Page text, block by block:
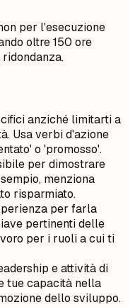
per l'esecuzione
oltre 150 ore
anziché limitarti a
Usa verbi d'azione
o 'promosso'.
per dimostrare
menziona
risparmiato.
per farla
pertinenti delle
per i ruoli a cui ti
e attività di
tue capacità nella
dello sviluppo.